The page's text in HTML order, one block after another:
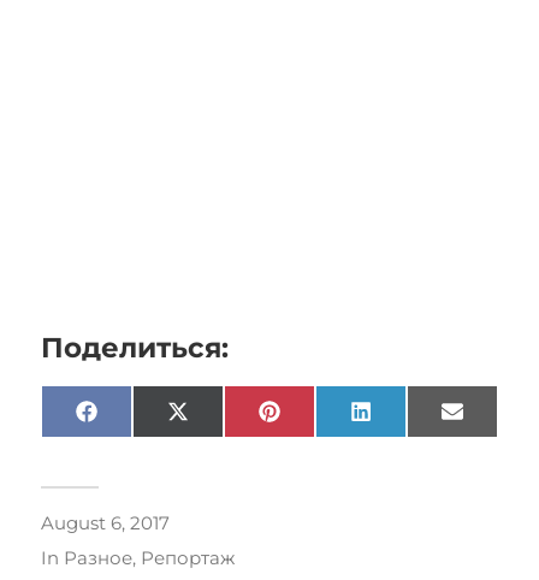
Поделиться:
Facebook X
(Twitter)
Pinterest LinkedIn Email
August 6, 2017
In Разное, Репортаж